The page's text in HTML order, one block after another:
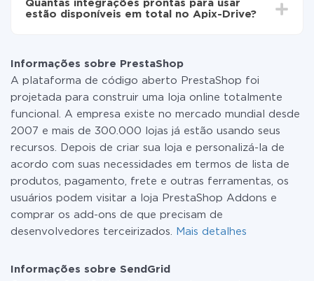
as tarifas. Você paga apenas pela quantidade de
dados que é realmente transferida de um de seus
ou mudar para um de pago, se necessário. Mais
detalhes sobre tarifas.
Quantas integrações prontas para usar
estão disponíveis em total no Apix-Drive?
Informações sobre PrestaShop
A plataforma de código aberto PrestaShop foi
projetada para construir uma loja online totalmente
funcional. A empresa existe no mercado mundial desde
2007 e mais de 300.000 lojas já estão usando seus
recursos. Depois de criar sua loja e personalizá-la de
acordo com suas necessidades em termos de lista de
produtos, pagamento, frete e outras ferramentas, os
usuários podem visitar a loja PrestaShop Addons e
comprar os add-ons de que precisam de
desenvolvedores terceirizados.
Mais detalhes
Informações sobre SendGrid